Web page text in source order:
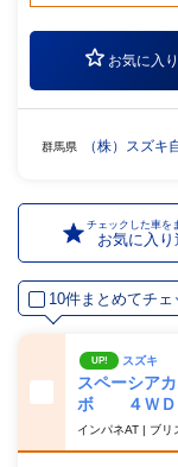
お気に入
群馬県 （株）スズ
チェックした車を
お気に入り
10件まとめてチェ
UP! スズキ
スペーシア
ボ ４ＷＤ
インパネAT | ブリ